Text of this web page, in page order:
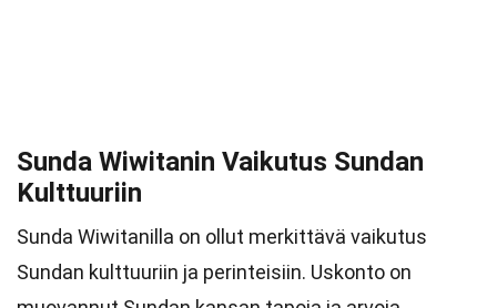
Sunda Wiwitanin Vaikutus Sundan
Kulttuuriin
Sunda Wiwitanilla on ollut merkittävä vaikutus
Sundan kulttuuriin ja perinteisiin. Uskonto on